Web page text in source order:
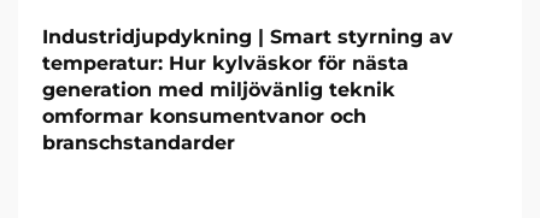
Industridjupdykning | Smart styrning av
temperatur: Hur kylväskor för nästa
generation med miljövänlig teknik
omformar konsumentvanor och
branschstandarder